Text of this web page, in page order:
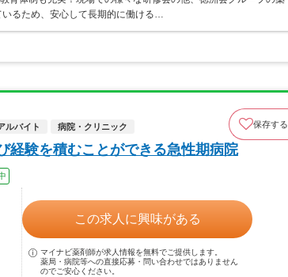
るため、安心して長期的に働ける…
ルバイト 病院・クリニック 保存する
経験を積むことができる急性期病院
この求人に興味がある
マイナビ薬剤師が求人情報を無料でご提供します。
薬局・病院等への直接応募・問い合わせではありません
のでご安心ください。